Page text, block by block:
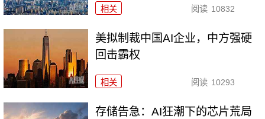
相关 阅读 10832
美拟制裁中国AI企业，中方强硬
回击霸权
相关 阅读 10293
存储告急：AI狂潮下的芯片荒局